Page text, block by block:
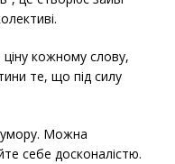
кожному слову,
те, що під силу
Можна
себе досконалістю.